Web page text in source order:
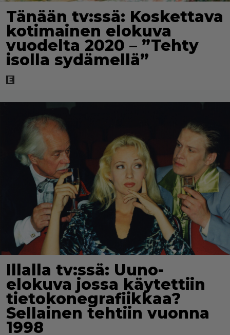
Tänään tv:ssä: Koskettava
kotimainen elokuva
vuodelta 2020 – ”Tehty
isolla sydämellä”
Illalla tv:ssä: Uuno-
elokuva jossa käytettiin
tietokonegrafiikkaa?
Sellainen tehtiin vuonna
1998